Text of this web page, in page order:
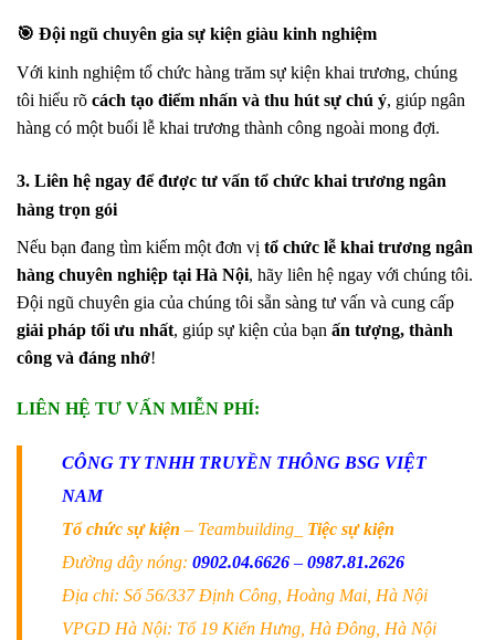
🎯 Đội ngũ chuyên gia sự kiện giàu kinh nghiệm
Với kinh nghiệm tổ chức hàng trăm sự kiện khai trương, chúng
tôi hiểu rõ cách tạo điểm nhấn và thu hút sự chú ý, giúp ngân
hàng có một buổi lễ khai trương thành công ngoài mong đợi.
3. Liên hệ ngay để được tư vấn tổ chức khai trương ngân
hàng trọn gói
Nếu bạn đang tìm kiếm một đơn vị tổ chức lễ khai trương ngân
hàng chuyên nghiệp tại Hà Nội, hãy liên hệ ngay với chúng tôi.
Đội ngũ chuyên gia của chúng tôi sẵn sàng tư vấn và cung cấp
giải pháp tối ưu nhất, giúp sự kiện của bạn ấn tượng, thành
công và đáng nhớ!
LIÊN HỆ TƯ VẤN MIỄN PHÍ:
CÔNG TY TNHH TRUYỀN THÔNG BSG VIỆT
NAM
Tổ chức sự kiện – Teambuilding_ Tiệc sự kiện
Đường dây nóng: 0902.04.6626 – 0987.81.2626
Địa chỉ: Số 56/337 Định Công, Hoàng Mai, Hà Nội
VPGD Hà Nội: Tổ 19 Kiến Hưng, Hà Đông, Hà Nội